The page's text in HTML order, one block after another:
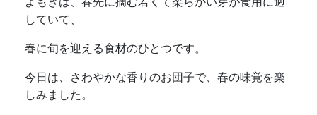
していて、
春に旬を迎える食材のひとつです。
今日は、さわやかな香りのお団子で、春の味覚を楽
しみました。